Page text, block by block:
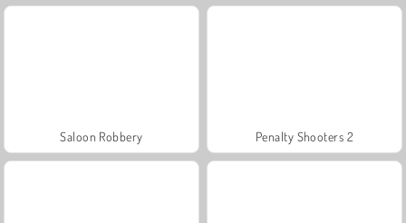
Saloon Robbery Penalty Shooters 2